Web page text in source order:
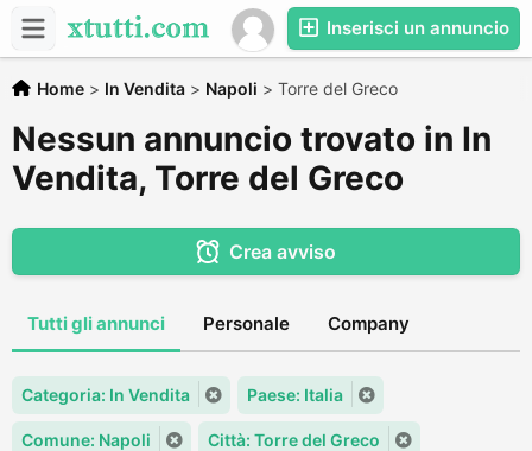
Inserisci un annuncio
Home > In Vendita > Napoli > Torre del Greco
Nessun annuncio trovato in In
Vendita, Torre del Greco
Crea avviso
Tutti gli annunci Personale Company
Categoria: In Vendita Paese: Italia
Comune: Napoli Città: Torre del Greco